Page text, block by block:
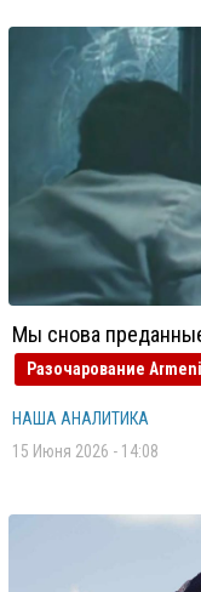
Мы снова
Разочарование
НАША АНАЛИТИКА
15 Июня 2026 - 14:08